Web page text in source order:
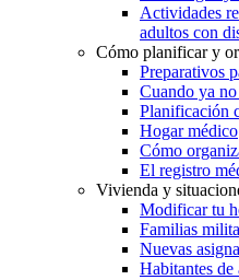
Actividades
adultos con
Cómo planificar y
Preparativos
Cuando ya
Planificación
Hogar médico
Cómo
El registro
Vivienda y
Modificar tu
Familias
Nuevas
Habitantes de